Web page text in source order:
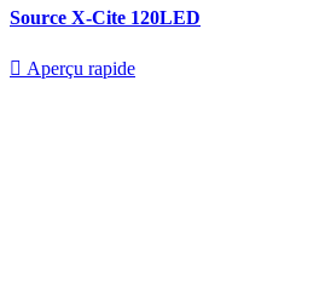
Source X-Cite 120LED
 Aperçu rapide